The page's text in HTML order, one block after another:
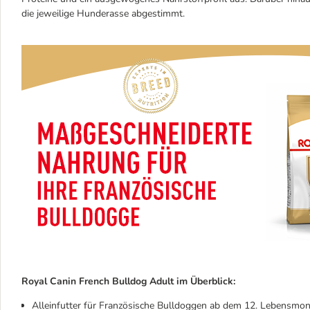
die jeweilige Hunderasse abgestimmt.
Royal Canin French Bulldog Adult im Überblick:
Alleinfutter für Französische Bulldoggen ab dem 12.